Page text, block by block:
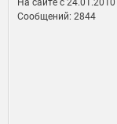
На сайте c 24.01.2010
Сообщений: 2844